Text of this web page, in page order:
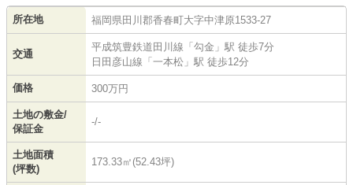
所在地 福岡県 田川郡香春町大字中津原1533-27
交通
平成筑豊鉄道田川線 「 勾金 」駅 徒歩7分
日田彦山線 「 一本松 」駅 徒歩12分
価格 300万円
土地の敷金/
保証金
-/-
土地面積
(坪数)
173.33㎡(52.43坪)